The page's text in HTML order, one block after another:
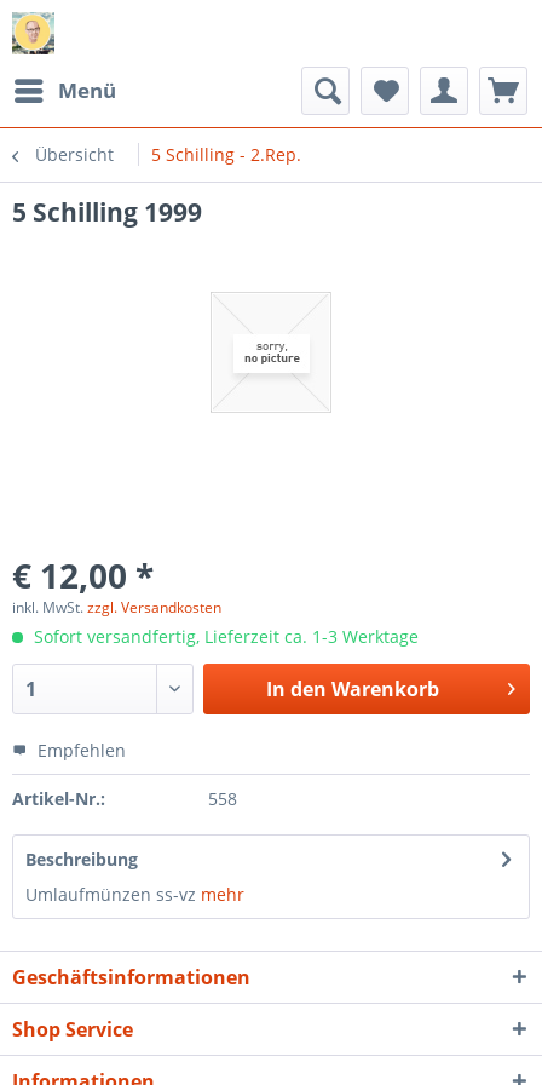
Menü
Übersicht 5 Schilling - 2.Rep.
5 Schilling 1999
€ 12,00 *
inkl. MwSt.zzgl. Versandkosten
Sofort versandfertig, Lieferzeit ca. 1-3 Werktage
In den Warenkorb
Empfehlen
Artikel-Nr.: 558
Beschreibung
Umlaufmünzen ss-vz mehr
Geschäftsinformationen
Shop Service